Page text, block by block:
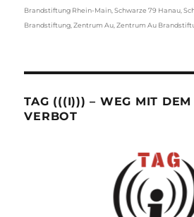
Brandstiftung Rhein-Main ,Schwarze 79 Hanau ,
Brandstiftung ,Zentrum Au ,Zentrum Au
TAG (((I))) – WEG MIT
VERBOT